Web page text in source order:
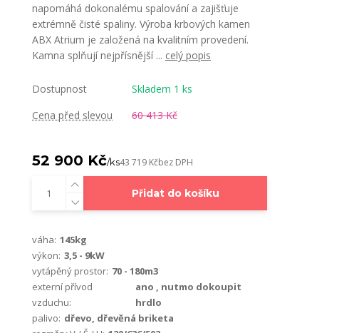
napomáhá dokonalému spalování a zajišťuje
extrémně čisté spaliny. Výroba krbových kamen
ABX Atrium je založená na kvalitním provedení.
Kamna splňují nejpřísnější ... celý popis
Dostupnost
Skladem 1 ks
Cena před slevou
60 413 Kč
52 900 Kč/ks43 719 Kčbez DPH
Přidat do košíku
váha: 145kg
výkon: 3,5 - 9kW
vytápěný prostor: 70 - 180m3
externí přívod
vzduchu:
ano , nutmo dokoupit
hrdlo
palivo: dřevo, dřevěná briketa